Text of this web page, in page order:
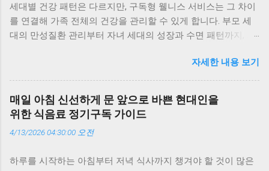
부모님의 혈압 변화, 자녀의 수면 패턴, 나의 스트레스 지수까지
한눈에 볼 수 있죠. 저도 부모님께 구독 서비스를 선물한 뒤, 매
주 리포트를 함께 보며 식단을 조정하고 있습니다. 이런 지속적
이 커지고 있습니다. 가족 단위 데이터 통합이 만드는 시너지 가
족형 구독 모델의 가장 큰 장점은 ‘데이터 통합’입니다. 가족 구
성원의 건강 데이터를 함께 관리하면, 세대 간 건강 패턴의 차이
를 쉽게 파악할 수 있습니다. 예를 들어, 부모님은 혈압과 혈당,
터링할 수 있죠. 이런 통합 데이터는 의료진에게도 유용합니다.
관 개선 프로그램을 제안하고 있습니다. 저희 집도 가족 건강 점
세대별 건강 패턴은 다르지만, 구독형 웰니스 서비스는 그 차이
를 연결해 가족 전체의 건강을 관리할 수 있게 합니다. 부모 세
대의 만성질환 관리부터 자녀 세대의 성장과 수면 패턴까지, AI
이 글에서는 세대별 건강 데이터를 분석해 가족형 구독 웰니스
가 어떻게 일상 속 건강 루틴을 바꾸는지 실제 경험과 함께 살펴
봅니다. 세대별 건강 패턴, 구독으로 연결하다 가족은 함께 살지
만 건강의 리듬은 세대마다 다릅니다. 부모님은 혈압과 혈당을
걱정하고, 30~40대는 스트레스와 피로 누적이 문제이며, 아이
들은 성장과 수면이 핵심이죠. 예전엔 이런 차이를 감으로만 느
별 건강 패턴을 분석해줍니다. 저도 가족 모두가 같은 구독 서비
자세한 내용 보기
매일 아침 신선하게 문 앞으로 바쁜 현대인을
위한 식음료 정기구독 가이드
4/13/2026 04:30:00 오전
하루를 시작하는 아침부터 저녁 식사까지 챙겨야 할 것이 많은